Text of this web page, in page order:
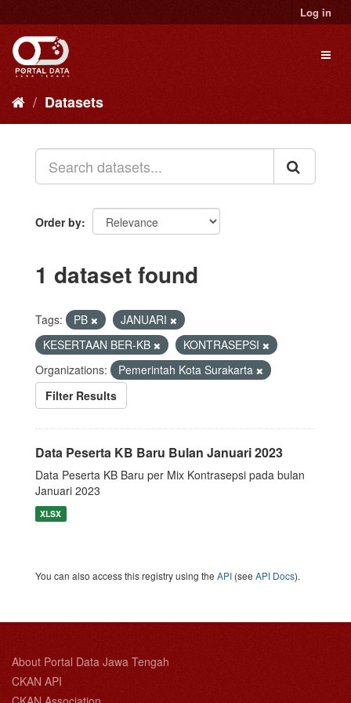
to
content
Log in
Datasets
Order by
1 dataset found
Tags: PB
JANUARI
KESERTAAN BER-KB
KONTRASEPSI
Organizations:
Pemerintah Kota Surakarta
Filter Results
Data Peserta KB Baru Bulan Januari 2023
Data Peserta KB Baru per Mix Kontrasepsi pada bulan
Januari 2023
XLSX
You can also access this registry using the API (see API Docs).
About Portal Data Jawa Tengah
CKAN API